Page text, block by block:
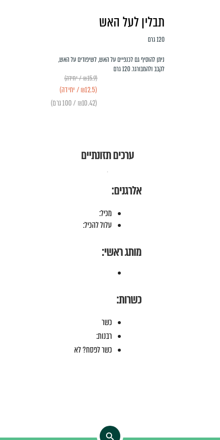
תבלין לעל האש
120 גרם
ניתן להוסיף גם לכנפיים על האש, לשיפודים על האש,
לקבב ולהמבורגר. 120 גרם
(₪15.9 / יחידה)
(₪12.5 / יחידה)
(₪10.42 / 100 גרם)
ערכים תזונתיים
אלרגנים:
מכיל:
עלול להכיל:
מותג ראשי:
כשרות:
כשר
רבנות:
כשר לפסח? לא